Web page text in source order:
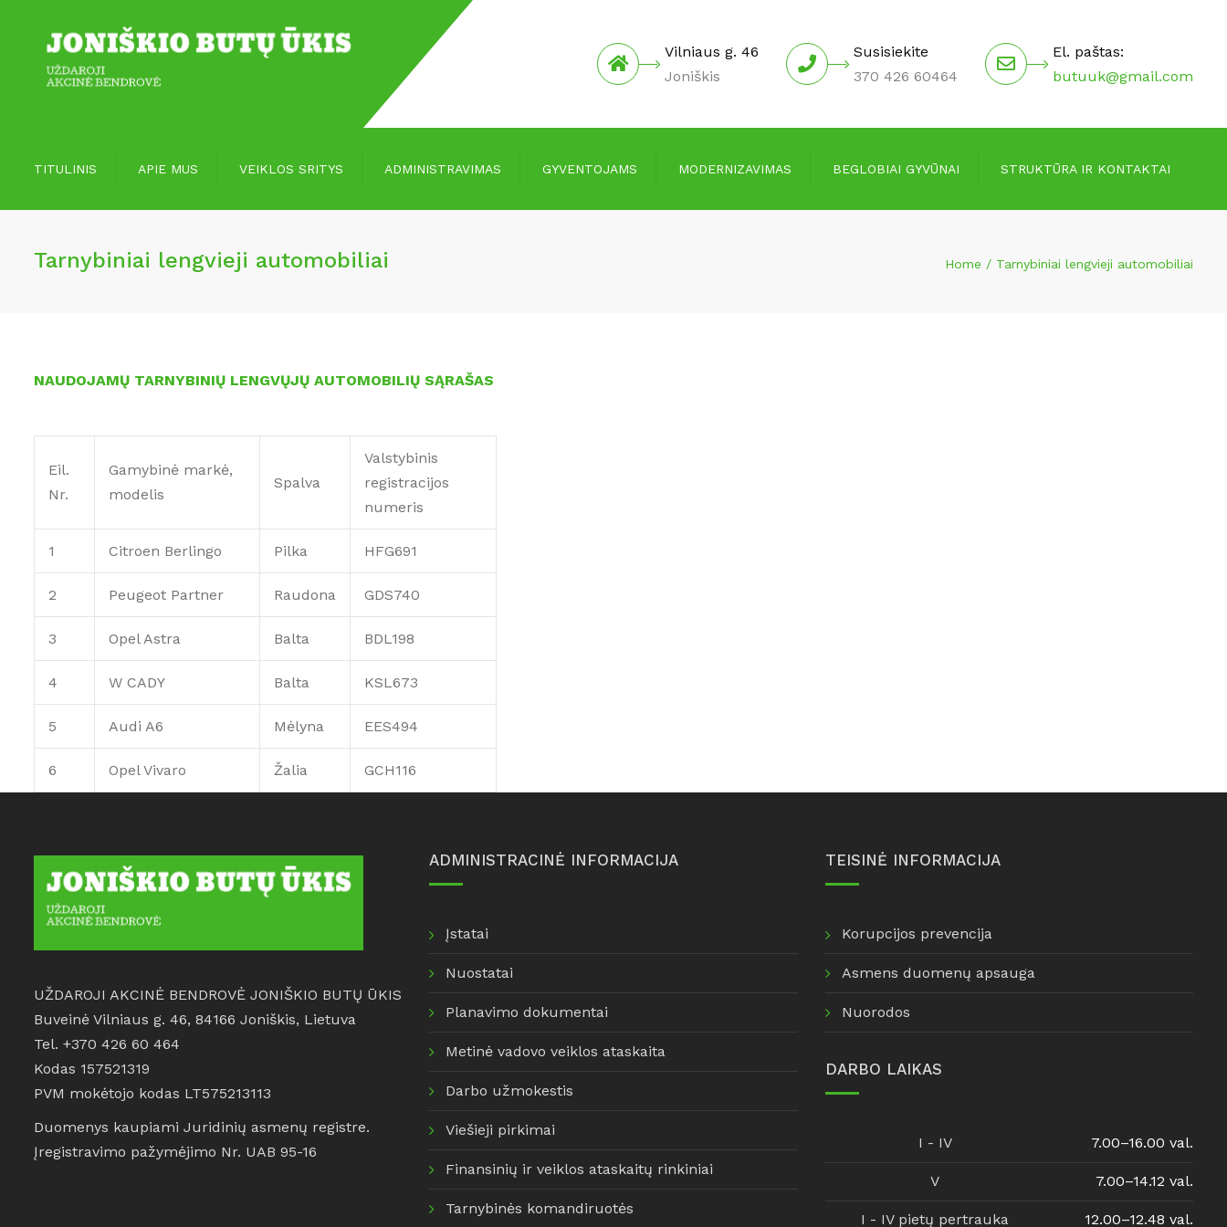
Vilniaus g. 46
Joniškis
Susisiekite
370 426 60464
El. paštas:
butuuk@gmail.com
TITULINIS APIE MUS
Apie mus
VEIKLOS SRITYS
Paslaugų įvertinimas
ADMINISTRAVIMAS GYVENTOJAMS MODERNIZAVIMAS BEGLOBIAI GYVŪNAI STRUKTŪRA IR KONTAKTAI
Vadovai
Tarnybiniai lengvieji automobiliai Home Tarnybiniai lengvieji automobiliai
NAUDOJAMŲ TARNYBINIŲ LENGVŲJŲ AUTOMOBILIŲ SĄRAŠAS
Eil.
Nr.
Gamybinė markė,
modelis
Spalva
Valstybinis
registracijos
numeris
1 Citroen Berlingo Pilka HFG691
2 Peugeot Partner Raudona GDS740
3 Opel Astra Balta BDL198
4 W CADY Balta KSL673
5 Audi A6 Mėlyna EES494
6 Opel Vivaro Žalia GCH116
UŽDAROJI AKCINĖ BENDROVĖ JONIŠKIO BUTŲ ŪKIS
Buveinė Vilniaus g. 46, 84166 Joniškis, Lietuva
Tel. +370 426 60 464
Kodas 157521319
PVM mokėtojo kodas LT575213113
Duomenys kaupiami Juridinių asmenų registre.
Įregistravimo pažymėjimo Nr. UAB 95-16
ADMINISTRACINĖ INFORMACIJA
Įstatai
Nuostatai
Planavimo dokumentai
Metinė vadovo veiklos ataskaita
Darbo užmokestis
Viešieji pirkimai
Finansinių ir veiklos ataskaitų rinkiniai
Tarnybinės komandiruotės
TEISINĖ INFORMACIJA
Korupcijos prevencija
Asmens duomenų apsauga
Nuorodos
DARBO LAIKAS
I - IV 7.00–16.00 val.
V 7.00–14.12 val.
I - IV pietų pertrauka 12.00–12.48 val.